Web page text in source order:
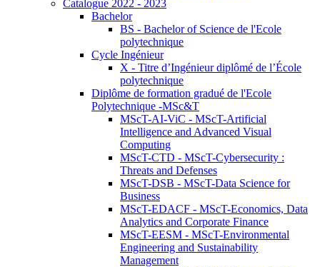
Catalogue 2022 - 2023
Bachelor
BS - Bachelor of Science de l'Ecole
polytechnique
Cycle Ingénieur
X - Titre d’Ingénieur diplômé de l’École
polytechnique
Diplôme de formation gradué de l'Ecole
Polytechnique -MSc&T
MScT-AI-ViC - MScT-Artificial
Intelligence and Advanced Visual
Computing
MScT-CTD - MScT-Cybersecurity :
Threats and Defenses
MScT-DSB - MScT-Data Science for
Business
MScT-EDACF - MScT-Economics, Data
Analytics and Corporate Finance
MScT-EESM - MScT-Environmental
Engineering and Sustainability
Management